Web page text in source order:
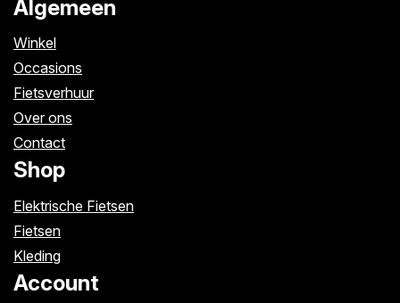
Algemeen
Winkel
Occasions
Fietsverhuur
Over ons
Contact
Shop
Elektrische Fietsen
Fietsen
Kleding
Account